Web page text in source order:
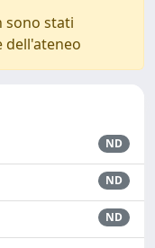
sono stati
dell'ateneo
ND
ND
ND